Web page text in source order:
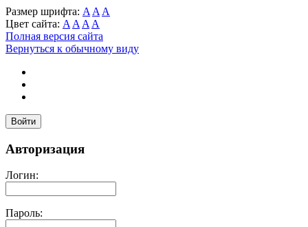
Размер шрифта: A A A
Цвет сайта: A A A A
Полная версия сайта
Вернуться к обычному виду
Войти
Авторизация
Логин:
Пароль: